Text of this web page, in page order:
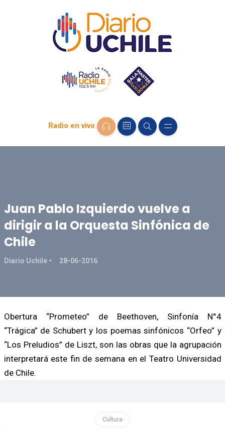
Radio en vivo
Juan Pablo Izquierdo vuelve a
dirigir a la Orquesta Sinfónica de
Chile
Diario Uchile 28-06-2016
Obertura “Prometeo” de Beethoven, Sinfonía N°4
“Trágica” de Schubert y los poemas sinfónicos “Orfeo” y
“Los Preludios” de Liszt, son las obras que la agrupación
interpretará este fin de semana en el Teatro Universidad
de Chile.
Cultura